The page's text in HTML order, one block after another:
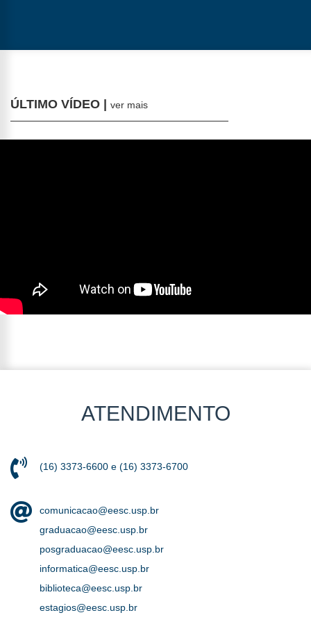
ÚLTIMO VÍDEO | ver mais
ATENDIMENTO
(16) 3373-6600 e (16) 3373-6700
comunicacao@eesc.usp.br
graduacao@eesc.usp.br
posgraduacao@eesc.usp.br
informatica@eesc.usp.br
biblioteca@eesc.usp.br
estagios@eesc.usp.br